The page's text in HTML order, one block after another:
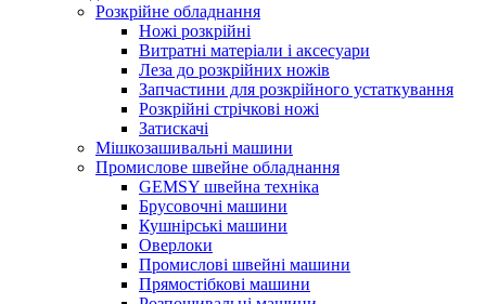
Розкрійне обладнання
Ножі розкрійні
Витратні матеріали і аксесуари
Леза до розкрійних ножів
Запчастини для розкрійного устаткування
Розкрійні стрічкові ножі
Затискачі
Мішкозашивальні машини
Промислове швейне обладнання
GEMSY швейна техніка
Брусовочні машини
Кушнірські машини
Оверлоки
Промислові швейні машини
Прямостібкові машини